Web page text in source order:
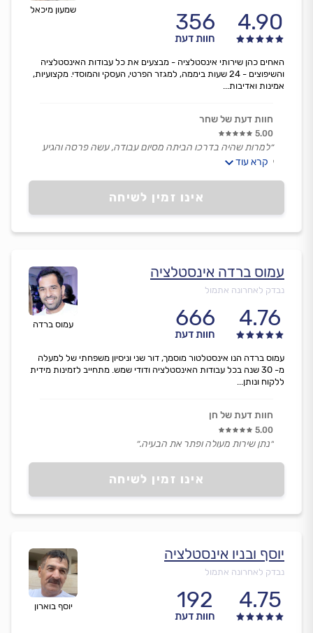
שמעון מיכאל 4.90
356
חוות דעת
אינו זמין לשיחה
האחים כהן שירותי אינסטלציה - מבצעים את כל עבודות האינסטלציה
והשיפוצים - 24 שעות ביממה, למגזר הפרטי, העסקי והמוסדי. מקצועיות,
אמינות ואדיבות...
חוות דעת של שחר
5.00
״למרות שהיה בדרכו הביתה מסיום עבודה, עשה פרסה והגיע
לתקן נזילה.
קרא עוד
עמוס ברדה
עמוס ברדה אינסטלציה
נבדק לאחרונה אתמול
4.76
666
חוות דעת
אינו זמין לשיחה
עמוס ברדה הנו אינסטלטור מוסמך, דור שני וניסיון משפחתי של למעלה
מ- 30 שנה בכל עבודות האינסטלציה ודודי שמש. מתחייב לזמינות מידית
ללקוח ונותן...
חוות דעת של חן
5.00
״נתן שירות מעולה ופתר את הבעיה.״
יוסף בוארון
יוסף ובניו אינסטלציה
נבדק לאחרונה אתמול
4.75
192
חוות דעת